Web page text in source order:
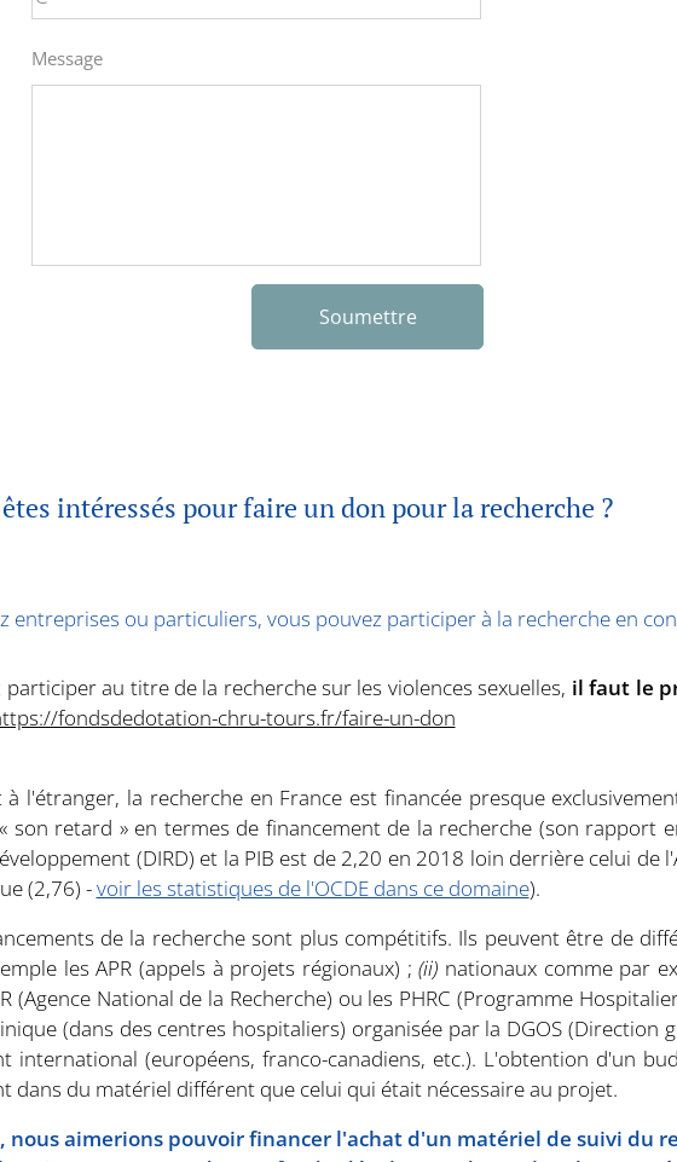
Message
Soumettre
intéressés pour faire un don pour la recherche ?
entreprises ou particuliers, vous pouvez participer à la recherche en
participer au titre de la recherche sur les violences sexuelles, il faut le
fondsdedotation-chru-tours.fr/faire-un-don
l'étranger, la recherche en France est financée presque
son retard » en termes de financement de la recherche (son rapport
(DIRD) et la PIB est de 2,20 en 2018 loin derrière celui de
(2,76) -voir les statistiques de l'OCDE dans ce domaine).
de la recherche sont plus compétitifs. Ils peuvent être de
les APR (appels à projets régionaux) ;(ii) nationaux comme par
(Agence National de la Recherche) ou les PHRC (Programme
(dans des centres hospitaliers) organisée par la DGOS (Direction
international (européens, franco-canadiens, etc.). L'obtention d'un
dans du matériel différent que celui qui était nécessaire au projet.
nous aimerions pouvoir financer l'achat d'un matériel de suivi du